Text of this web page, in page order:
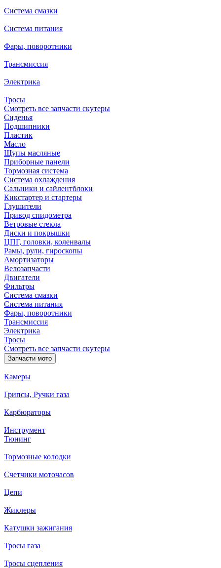
Система смазки
Система питания
Фары, поворотники
Трансмиссия
Электрика
Тросы
Смотреть все запчасти скутеры
Сиденья
Подшипники
Пластик
Масло
Щупы масляные
Приборные панели
Тормозная система
Система охлаждения
Сальники и сайлентблоки
Кикстартер и стартеры
Глушители
Привод спидометра
Ветровые стекла
Диски и покрышки
ЦПГ, головки, коленвалы
Рамы, рули, гироскопы
Амортизаторы
Велозапчасти
Двигатели
Фильтры
Система смазки
Система питания
Фары, поворотники
Трансмиссия
Электрика
Тросы
Смотреть все запчасти скутеры
Запчасти мото
Камеры
Грипсы, Ручки газа
Карбюраторы
Инструмент
Тюнинг
Тормозные колодки
Счетчики моточасов
Цепи
Жиклеры
Катушки зажигания
Тросы газа
Тросы сцепления